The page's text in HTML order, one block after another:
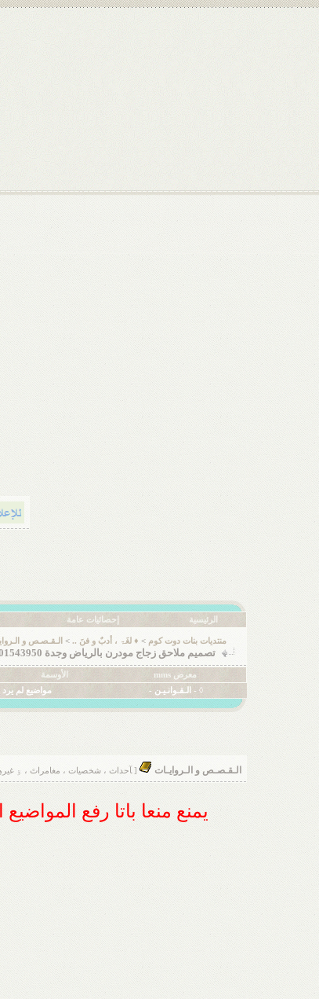
الرئيسية إحصائيات عامة
منتديات بنات دوت كوم > ♦ لغَۃ ، أدبٌ و فنَ .. > الـقـصـص و
تصميم ملاحق زجاج مودرن بالرياض وجدة 0501543950
معرض mms الأوسمة
◊ - الـقـوانـيـن -
مواضيع لم يرد
الـقـصـص و الـروايـات [ ﺂحداث ، شخصيات ، مغامراتَ ، ۊ
يمنع منعا باتا رفع